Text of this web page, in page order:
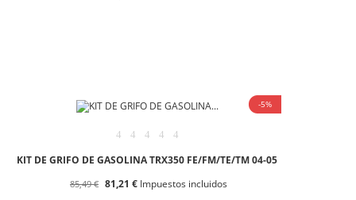
-5%
KIT DE GRIFO DE GASOLINA TRX350 FE/FM/TE/TM 04-05
85,49 € 81,21 € Impuestos incluidos